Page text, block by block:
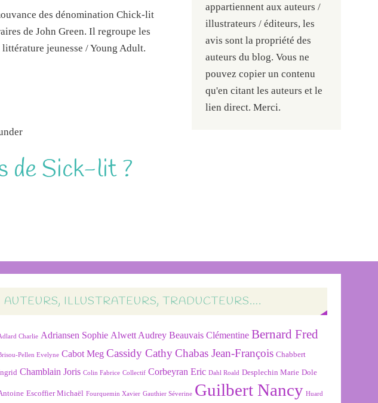
des dénomination Chick-lit
de John Green. Il regroupe les
jeunesse / Young Adult.
de Sick-lit ?
appartiennent aux auteurs /
illustrateurs / éditeurs, les
avis sont la propriété des
auteurs du blog. Vous ne
pouvez copier un contenu
qu'en citant les auteurs et le
lien direct. Merci.
AUTEURS, ILLUSTRATEURS, TRADUCTEURS….
Charlie Adriansen Sophie Alwett Audrey Beauvais Clémentine Bernard Fred
Pellen Evelyne Cabot Meg Cassidy Cathy Chabas Jean-François Chabbert
Chamblain Joris Colin Fabrice Collectif Corbeyran Eric Dahl Roald Desplechin Marie Dole
Escoffier Michaël Fourquemin Xavier Gauthier Séverine Guilbert Nancy Huard